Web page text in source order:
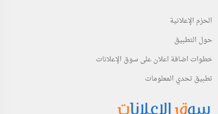
الحزم الإعلانية
حول التطبيق
خطوات اضافة اعلان على سوق الإعلانات
تطبيق تحدي المعلومات